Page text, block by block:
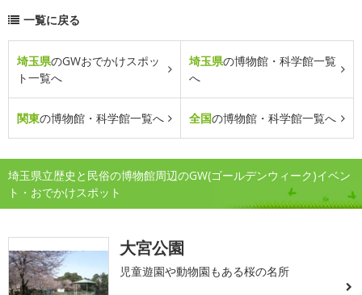
一覧に戻る
埼玉県のGWおでかけスポッ
ト一覧へ
埼玉県の博物館・科学館一覧
へ
関東の博物館・科学館一覧へ 全国の博物館・科学館一覧へ
埼玉県立歴史と民俗の博物館周辺のGW(ゴールデンウィーク)イベン
ト・おでかけスポット
大宮公園
児童遊園や動物園もある桜の名所